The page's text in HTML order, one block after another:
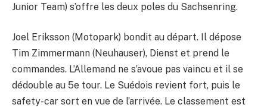
Junior Team) s’offre les deux poles du Sachsenring.
Joel Eriksson (Motopark) bondit au départ. Il dépose
Tim Zimmermann (Neuhauser), Dienst et prend le
commandes. L’Allemand ne s’avoue pas vaincu et il se
dédouble au 5e tour. Le Suédois revient fort, puis le
safety-car sort en vue de l’arrivée. Le classement est